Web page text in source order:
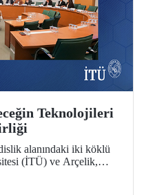
Teknolojileri
alanındaki iki köklü
(İTÜ) ve Arçelik,
ve yenilikçi